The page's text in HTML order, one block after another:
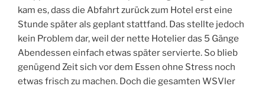
kam es, dass die Abfahrt zurück zum Hotel erst eine
Stunde später als geplant stattfand. Das stellte jedoch
kein Problem dar, weil der nette Hotelier das 5 Gänge
Abendessen einfach etwas später servierte. So blieb
genügend Zeit sich vor dem Essen ohne Stress noch
etwas frisch zu machen. Doch die gesamten WSVler